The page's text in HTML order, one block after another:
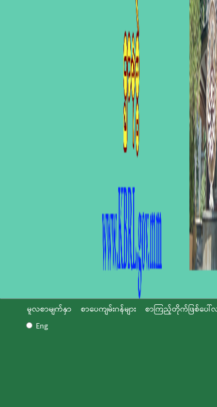
မူလစာမျက်နှာ စာပေကျမ်းဂန်များ
စာကြည့်တိုက်ဖြစ်ပေါ်
Eng